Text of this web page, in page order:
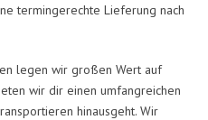
termingerechte Lieferung nach
legen wir großen Wert auf
wir dir einen umfangreichen
hinausgeht. Wir